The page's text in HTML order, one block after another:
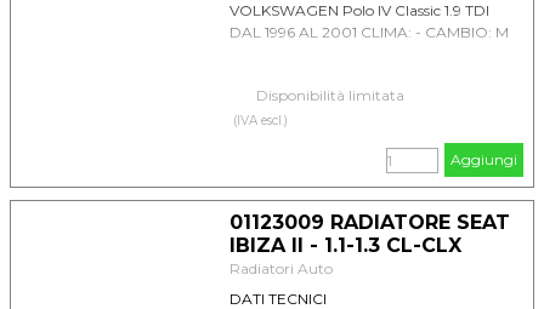
VOLKSWAGEN Polo IV Classic 1.9 TDI
DAL 1996 AL 2001 CLIMA: - CAMBIO: M
Disponibilità limitata
(IVA escl.)
Aggiungi
01123009 RADIATORE SEAT
IBIZA II - 1.1-1.3 CL-CLX
Radiatori Auto
DATI TECNICI